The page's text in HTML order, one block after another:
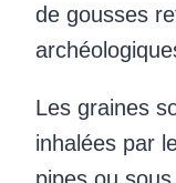
de gousses
Les graines
inhalées par